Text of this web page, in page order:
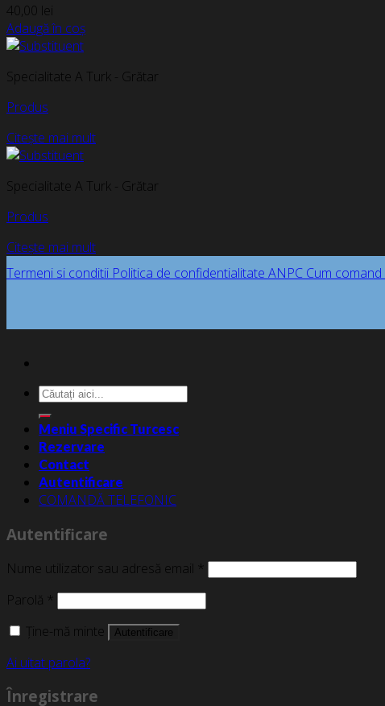
40,00 lei
Adaugă în coș
Specialitate A Turk - Grătar
Produs
Citește mai mult
Specialitate A Turk - Grătar
Produs
Citește mai mult
Termeni si conditii Politica de confidentialitate ANPC Cum comand
Caută
după:
Meniu Specific Turcesc
Rezervare
Contact
Autentificare
COMANDĂ TELEFONIC
Autentificare
Nume utilizator sau adresă email *
Parolă *
Ține-mă minte
Autentificare
Ai uitat parola?
Înregistrare